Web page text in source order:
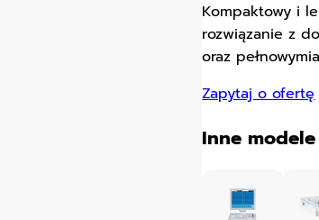
Kompaktowy i
rozwiązanie z
oraz
Zapytaj o ofertę
Inne